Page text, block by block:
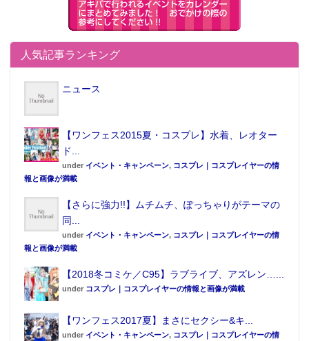
人気記事ランキング
ニュース
【ワンフェス2015夏・コスプレ】水着、レオター
ド...
under イベント・キャンペーン, コスプレ｜コスプレイヤーの情
報と画像が満載
【さらに強力!!】ムチムチ、ぽっちゃりがテーマの
同...
under イベント・キャンペーン, コスプレ｜コスプレイヤーの情
報と画像が満載
【2018冬コミケ／C95】ラブライブ、アズレン…...
under コスプレ｜コスプレイヤーの情報と画像が満載
【ワンフェス2017夏】まさにセクシー&キ...
under イベント・キャンペーン, コスプレ｜コスプレイヤーの情